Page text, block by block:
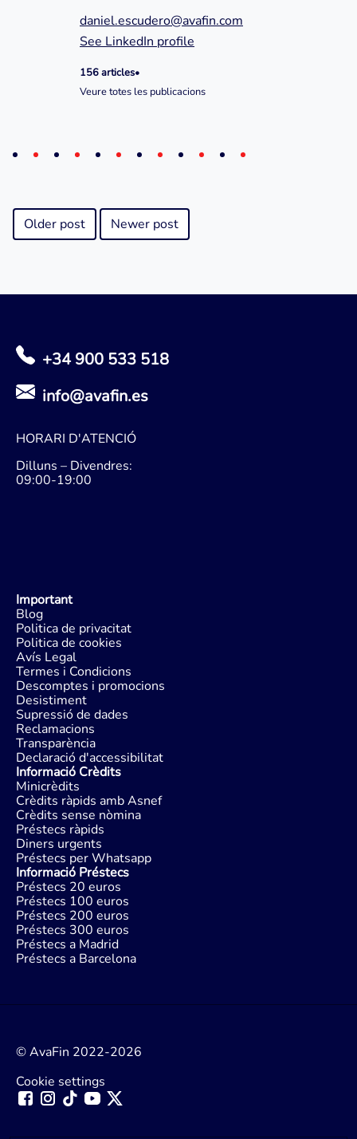
daniel.escudero@avafin.com
See LinkedIn profile
156 articles•
Veure totes les publicacions
Older post Newer post
+34 900 533 518
info@avafin.es
HORARI D'ATENCIÓ
Dilluns – Divendres:
09:00-19:00
Important
Blog
Politica de privacitat
Politica de cookies
Avís Legal
Termes i Condicions
Descomptes i promocions
Desistiment
Supressió de dades
Reclamacions
Transparència
Declaració d'accessibilitat
Informació Crèdits
Minicrèdits
Crèdits ràpids amb Asnef
Crèdits sense nòmina
Préstecs ràpids
Diners urgents
Préstecs per Whatsapp
Informació Préstecs
Préstecs 20 euros
Préstecs 100 euros
Préstecs 200 euros
Préstecs 300 euros
Préstecs a Madrid
Préstecs a Barcelona
© AvaFin 2022-2026
Cookie settings